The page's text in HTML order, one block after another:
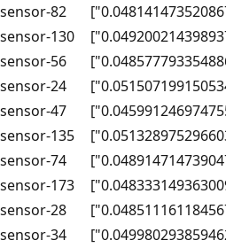
sensor-82
sensor-130
sensor-56
sensor-24
sensor-47
sensor-135
sensor-74
sensor-173
sensor-28
sensor-34